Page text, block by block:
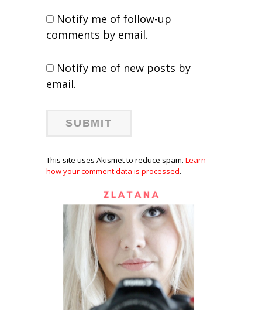
Notify me of follow-up
comments by email.
Notify me of new posts by
email.
This site uses Akismet to reduce spam. Learn
how your comment data is processed.